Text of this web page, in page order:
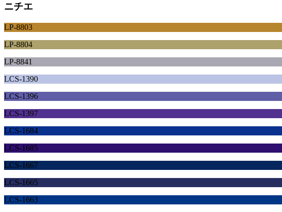
ニチエ
LP-8803
LP-8804
LP-8841
LCS-1390
LCS-1396
LCS-1397
LCS-1684
LCS-1685
LCS-1667
LCS-1665
LCS-1663